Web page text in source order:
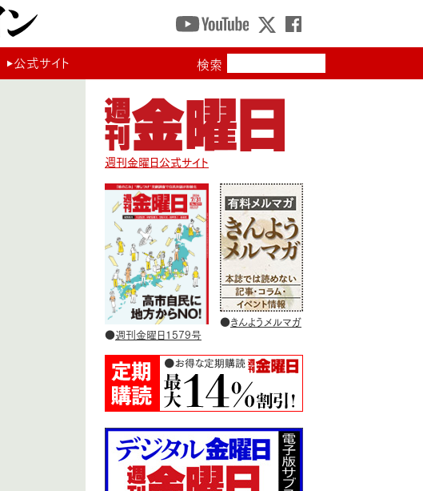
公式サイト 検索
週刊金曜日公式サイト
●週刊金曜日1579号
●きんようメルマガ